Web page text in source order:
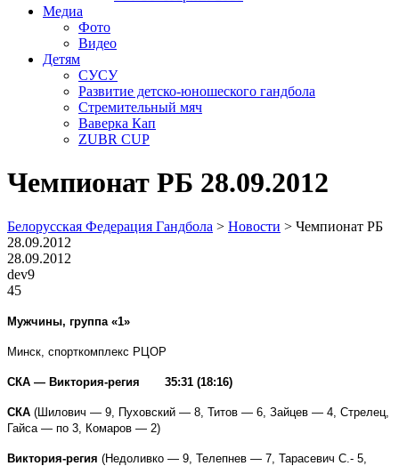
Медиа
Фото
Видео
Детям
СУСУ
Развитие детско-юношеского гандбола
Стремительный мяч
Ваверка Кап
ZUBR CUP
Чемпионат РБ 28.09.2012
Белорусская Федерация Гандбола > Новости > Чемпионат РБ
28.09.2012
28.09.2012
dev9
45
Мужчины, группа «1»
Минск, спорткомплекс РЦОР
СКА — Виктория-регия 35:31 (18:16)
СКА (Шилович — 9, Пуховский — 8, Титов — 6, Зайцев — 4, Стрелец,
Гайса — по 3, Комаров — 2)
Виктория-регия (Недоливко — 9, Телепнев — 7, Тарасевич С.- 5,